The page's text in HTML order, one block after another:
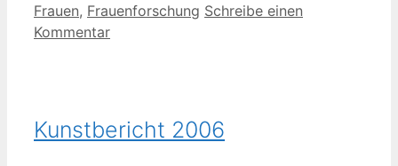
Frauen, Frauenforschung Schreibe einen
Kommentar
Kunstbericht 2006